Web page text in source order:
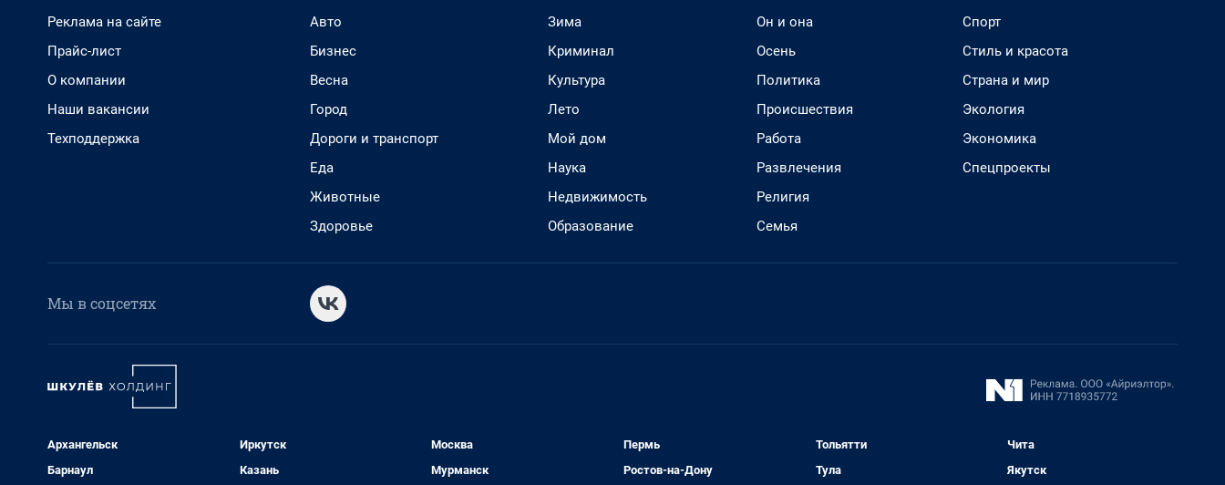
Реклама на сайте
Прайс-лист
О компании
Наши вакансии
Техподдержка
Авто
Бизнес
Весна
Город
Дороги и транспорт
Еда
Животные
Здоровье
Зима
Криминал
Культура
Лето
Мой дом
Наука
Недвижимость
Образование
Он и она
Осень
Политика
Происшествия
Работа
Развлечения
Религия
Семья
Спорт
Стиль и красота
Страна и мир
Экология
Экономика
Спецпроекты
Мы в соцсетях
Архангельск
Барнаул
Иркутск
Казань
Москва
Мурманск
Пермь
Ростов-на-Дону
Тольятти
Тула
Чита
Якутск